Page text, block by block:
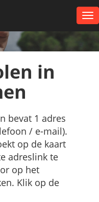
in
bevat 1 adres
/ e-mail).
op de kaart
adreslink te
op het
Klik op de